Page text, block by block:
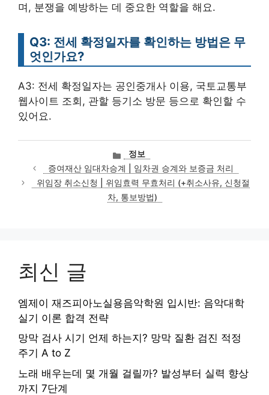
며, 분쟁을 예방하는 데 중요한 역할을 해요.
Q3: 전세 확정일자를 확인하는 방법은 무
엇인가요?
A3: 전세 확정일자는 공인중개사 이용, 국토교통부
웹사이트 조회, 관할 등기소 방문 등으로 확인할 수
있어요.
카
테
고
리
정보
증여재산 임대차승계 | 임차권 승계와 보증금 처리
위임장 취소신청 | 위임효력 무효처리 (+취소사유, 신청절
차, 통보방법)
최신 글
엠제이 재즈피아노실용음악학원 입시반: 음악대학
실기 이론 합격 전략
망막 검사 시기 언제 하는지? 망막 질환 검진 적정
주기 A to Z
노래 배우는데 몇 개월 걸릴까? 발성부터 실력 향상
까지 7단계